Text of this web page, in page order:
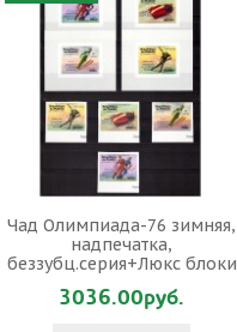
Чад Олимпиада-76 зимняя,
надпечатка,
беззубц.серия+Люкс блоки
3036.00руб.